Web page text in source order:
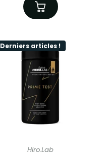
Derniers articles !
Hiro.Lab